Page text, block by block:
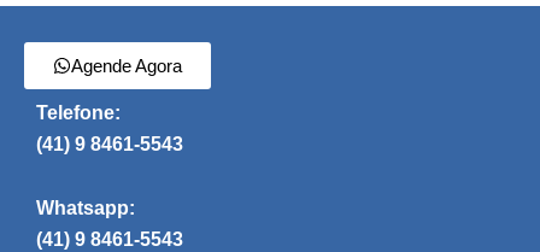
Agende Agora
Telefone:
(41) 9 8461-5543
Whatsapp:
(41) 9 8461-5543